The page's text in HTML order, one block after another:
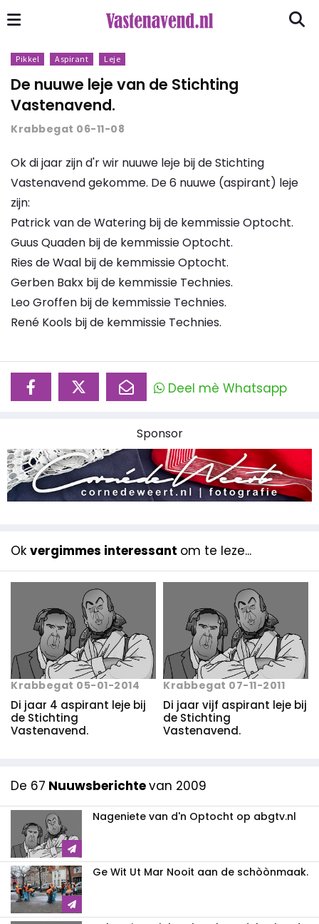
Pikkel Aspirant Leje
De nuuwe leje van de Stichting
Vastenavend.
Krabbegat 06-11-08
Ok di jaar zijn d'r wir nuuwe leje bij de Stichting
Vastenavend gekomme. De 6 nuuwe (aspirant) leje
zijn:
Patrick van de Watering bij de kemmissie Optocht.
Guus Quaden bij de kemmissie Optocht.
Ries de Waal bij de kemmissie Optocht.
Gerben Bakx bij de kemmissie Technies.
Leo Groffen bij de kemmissie Technies.
René Kools bij de kemmissie Technies.
Deel mè Whatsapp
Sponsor
Ok vergimmes interessant om te leze...
Krabbegat 05-01-2014
Di jaar 4 aspirant leje bij
de Stichting
Vastenavend.
Krabbegat 07-11-2011
Di jaar vijf aspirant leje bij
de Stichting
Vastenavend.
De 67 Nuuwsberichtevan 2009
Nageniete van d'n Optocht op abgtv.nl
Ge Wit Ut Mar Nooit aan de schòònmaak.